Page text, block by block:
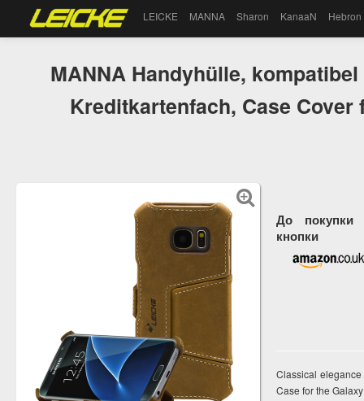
LEICKE MANNA Sharon KanaaN Hebron
MANNA Handyhülle,
Kreditkartenfach, Case
До покупки
кнопки
Classical
Case for the